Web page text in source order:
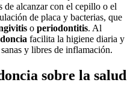
de alcanzar con el cepillo o el
de placa y bacterias, que
o periodontitis. Al
facilita la higiene diaria y
y libres de inflamación.
sobre la salud